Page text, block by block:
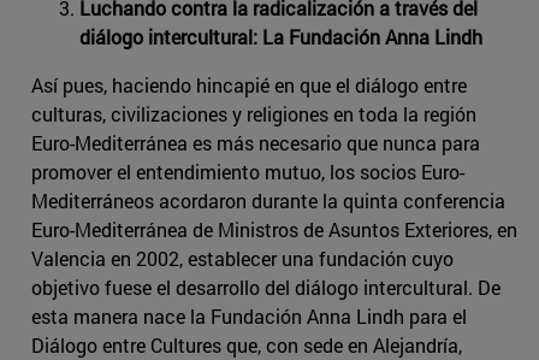
Luchando contra la radicalización a través del
diálogo intercultural: La Fundación Anna Lindh
Así pues, haciendo hincapié en que el diálogo entre
culturas, civilizaciones y religiones en toda la región
Euro-Mediterránea es más necesario que nunca para
promover el entendimiento mutuo, los socios Euro-
Mediterráneos acordaron durante la quinta conferencia
Euro-Mediterránea de Ministros de Asuntos Exteriores, en
Valencia en 2002, establecer una fundación cuyo
objetivo fuese el desarrollo del diálogo intercultural. De
esta manera nace la Fundación Anna Lindh para el
Diálogo entre Cultures que, con sede en Alejandría,